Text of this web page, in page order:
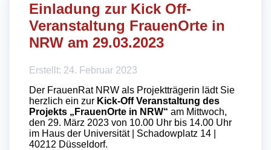
Einladung zur Kick Off-
Veranstaltung FrauenOrte in
NRW am 29.03.2023
Erstellt: 24. Februar 2023
Der FrauenRat NRW als Projektträgerin lädt Sie
herzlich ein zur Kick-Off Veranstaltung des
Projekts „FrauenOrte in NRW“ am Mittwoch,
den 29. März 2023 von 10.00 Uhr bis 14.00 Uhr
im Haus der Universität | Schadowplatz 14 |
40212 Düsseldorf.